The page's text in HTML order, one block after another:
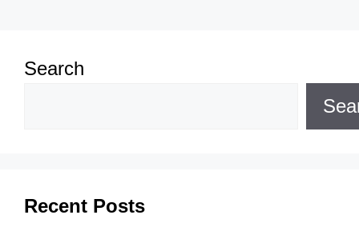
Search
Recent Posts